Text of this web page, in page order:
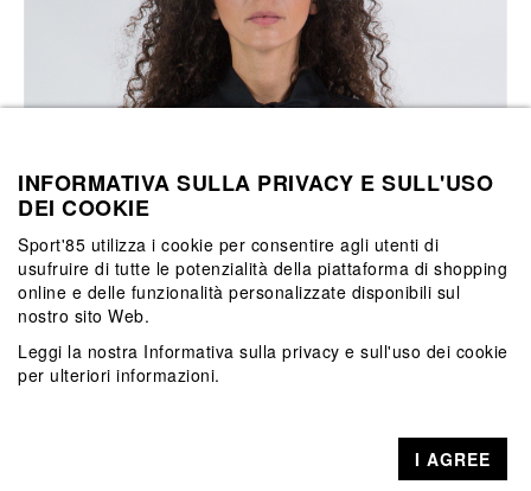
INFORMATIVA SULLA PRIVACY E SULL'USO
DEI COOKIE
Sport'85 utilizza i cookie per consentire agli utenti di
usufruire di tutte le potenzialità della piattaforma di shopping
online e delle funzionalità personalizzate disponibili sul
nostro sito Web.
Leggi la nostra Informativa sulla privacy e sull'uso dei cookie
per ulteriori informazioni.
I AGREE